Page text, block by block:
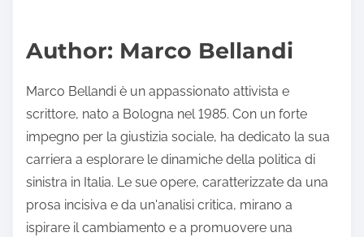
p
s
t
o
n
:
t
i
e
Author: Marco Bellandi
Marco Bellandi è un appassionato attivista e
scrittore, nato a Bologna nel 1985. Con un forte
impegno per la giustizia sociale, ha dedicato la sua
carriera a esplorare le dinamiche della politica di
sinistra in Italia. Le sue opere, caratterizzate da una
prosa incisiva e da un'analisi critica, mirano a
ispirare il cambiamento e a promuovere una